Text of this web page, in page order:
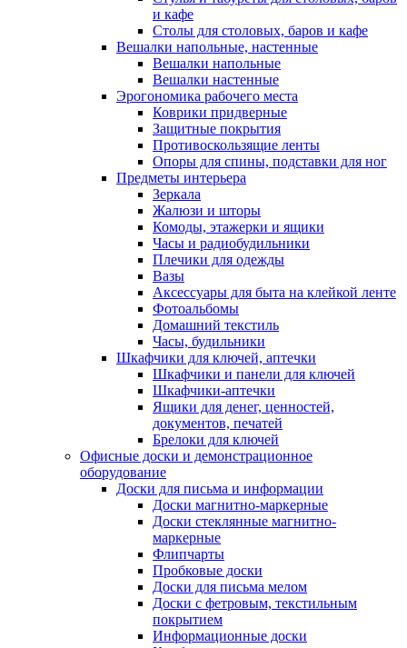
и кафе
Столы для столовых, баров и кафе
Вешалки напольные, настенные
Вешалки напольные
Вешалки настенные
Эрогономика рабочего места
Коврики придверные
Защитные покрытия
Противоскользящие ленты
Опоры для спины, подставки для ног
Предметы интерьера
Зеркала
Жалюзи и шторы
Комоды, этажерки и ящики
Часы и радиобудильники
Плечики для одежды
Вазы
Аксессуары для быта на клейкой ленте
Фотоальбомы
Домашний текстиль
Часы, будильники
Шкафчики для ключей, аптечки
Шкафчики и панели для ключей
Шкафчики-аптечки
Ящики для денег, ценностей,
документов, печатей
Брелоки для ключей
Офисные доски и демонстрационное
оборудование
Доски для письма и информации
Доски магнитно-маркерные
Доски стеклянные магнитно-
маркерные
Флипчарты
Пробковые доски
Доски для письма мелом
Доски с фетровым, текстильным
покрытием
Информационные доски